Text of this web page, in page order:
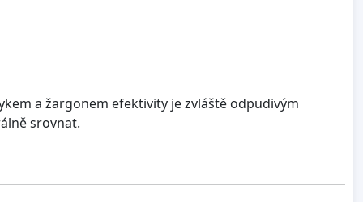
a žargonem efektivity je zvláště odpudivým
srovnat.